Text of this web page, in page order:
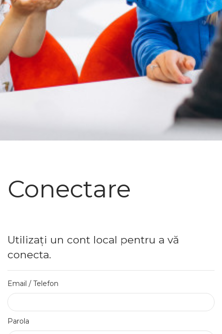
Conectare
Utilizați un cont local pentru a vă
conecta.
Email / Telefon
Parola